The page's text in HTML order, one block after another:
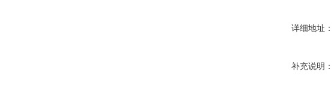
详细地址：
补充说明：